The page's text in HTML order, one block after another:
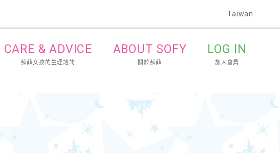
Taiwan
CARE & ADVICE
蘇菲女孩的生理諮詢
ABOUT SOFY
關於蘇菲
LOG IN
加入會員